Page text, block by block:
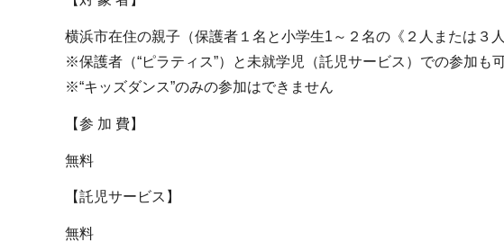
横浜市在住の親子（保護者１名と小学生1～２名の《２人または３人
※保護者（“ピラティス”）と未就学児（託児サービス）での参加も
※“キッズダンス”のみの参加はできません
【参 加 費】
無料
【託児サービス】
無料